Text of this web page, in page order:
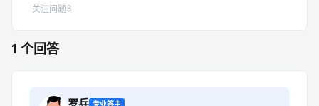
关注问题3
1 个回答
罗兵 专业答主